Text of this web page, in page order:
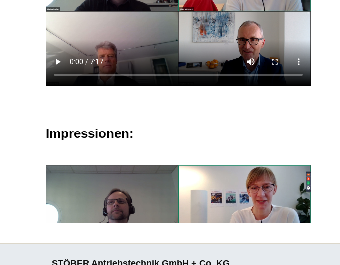
Impressionen:
STÖBER Antriebstechnik GmbH + Co. KG